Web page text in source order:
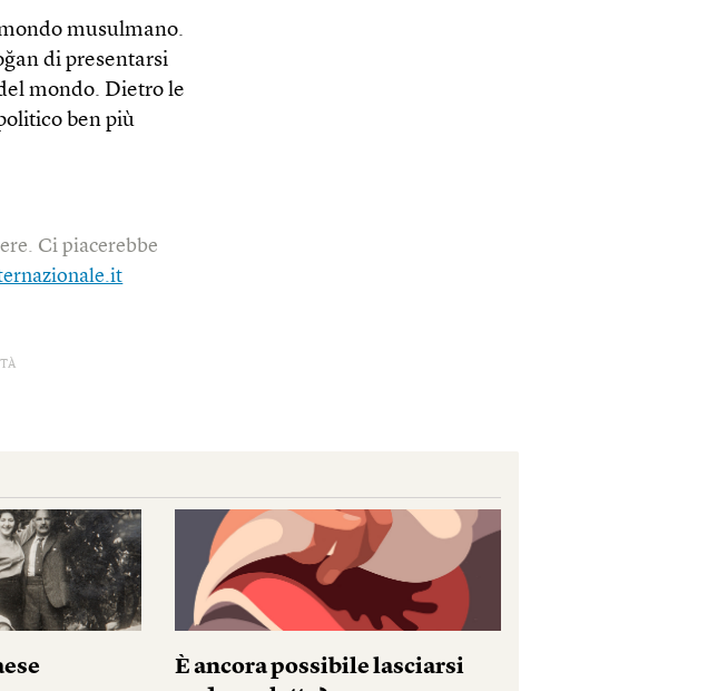
musulmano.
di presentarsi
mondo. Dietro le
ben più
Ci piacerebbe
È ancora possibile lasciarsi